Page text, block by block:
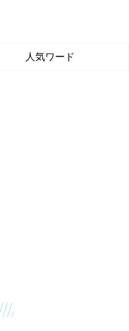
人気ワード